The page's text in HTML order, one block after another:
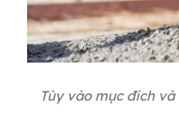
Tùy vào mục đích